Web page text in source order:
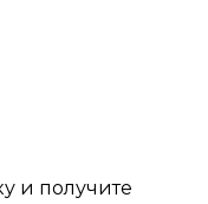
и получите